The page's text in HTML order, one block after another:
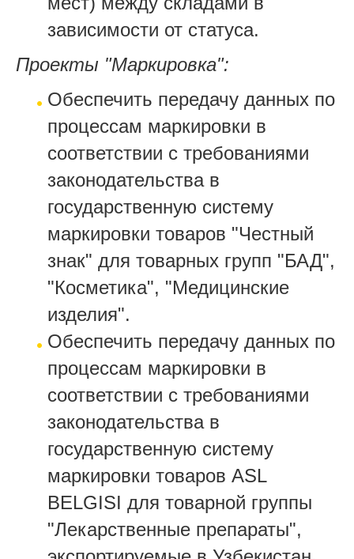
зависимости от статуса.
Проекты "Маркировка":
Обеспечить передачу данных по
процессам маркировки в
соответствии с требованиями
законодательства в
государственную систему
маркировки товаров "Честный
знак" для товарных групп "БАД",
"Косметика", "Медицинские
изделия".
Обеспечить передачу данных по
процессам маркировки в
соответствии с требованиями
законодательства в
государственную систему
маркировки товаров ASL
BELGISI для товарной группы
"Лекарственные препараты",